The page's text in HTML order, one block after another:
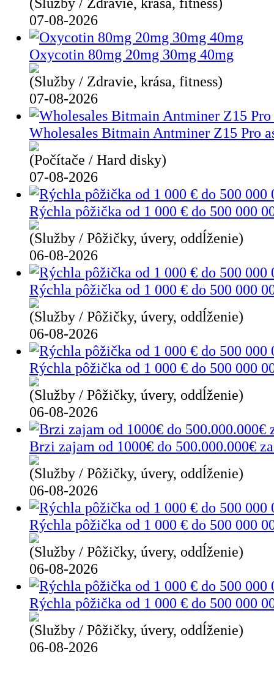
07-08-2026
Oxycotin 80mg 20mg 30mg 40mg
(Služby / Zdravie, krása, fitness)
07-08-2026
Wholesales Bitmain Antminer Z15 Pro
(Počítače / Hard disky)
07-08-2026
Rýchla pôžička od 1 000 € do 500 000
(Služby / Pôžičky, úvery, oddĺženie)
06-08-2026
Rýchla pôžička od 1 000 € do 500 000
(Služby / Pôžičky, úvery, oddĺženie)
06-08-2026
Rýchla pôžička od 1 000 € do 500 000
(Služby / Pôžičky, úvery, oddĺženie)
06-08-2026
Brzi zajam od 1000€ do 500.000.000€
(Služby / Pôžičky, úvery, oddĺženie)
06-08-2026
Rýchla pôžička od 1 000 € do 500 000
(Služby / Pôžičky, úvery, oddĺženie)
06-08-2026
Rýchla pôžička od 1 000 € do 500 000
(Služby / Pôžičky, úvery, oddĺženie)
06-08-2026